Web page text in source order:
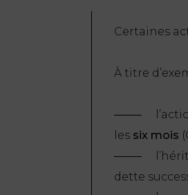
Certaines
À titre
les six mois
dette